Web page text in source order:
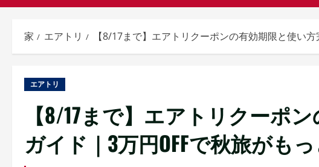
し
家 エアトリ 【8/17まで】エアトリクーポンの有効期限と使い
エアトリ
【8/17まで】エアトリクーポ
ガイド｜3万円OFFで秋旅がも